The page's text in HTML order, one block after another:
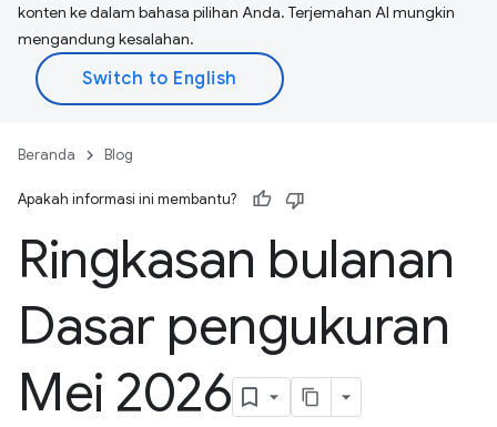
konten ke dalam bahasa pilihan Anda. Terjemahan AI mungkin
mengandung kesalahan.
Beranda Blog
Apakah informasi ini membantu?
Ringkasan bulanan
Dasar pengukuran
Mei 2026